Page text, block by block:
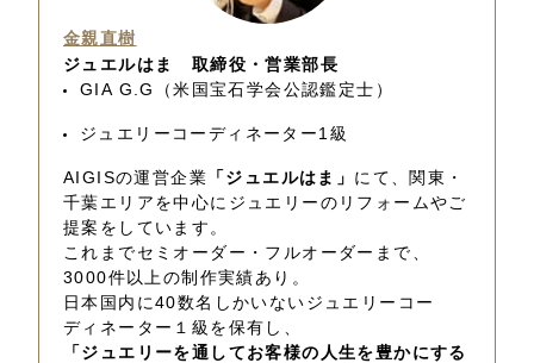
金親直樹
ジュエルはま 取締役・営業部長
GIA G.G（米国宝石学会公認鑑定士）
ジュエリーコーディネーター1級
AIGISの運営企業 「ジュエルはま」 にて、関東・
千葉エリアを中心にジュエリーのリフォームやご
提案をしています。
これまでセミオーダー・フルオーダーまで、
3000件以上の制作実績あり。
日本国内に40数名しかいないジュエリーコー
ディネーター１級を保有し、
「ジュエリーを通してお客様の人生を豊かにする